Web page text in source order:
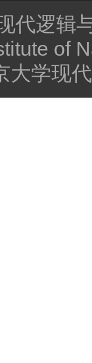
代逻辑
of
大学现